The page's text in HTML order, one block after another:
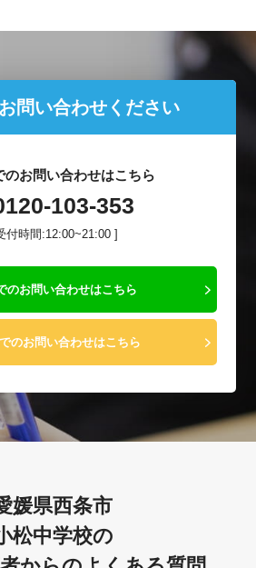
問い合わせください
のお問い合わせはこちら
103-353
付時間:12:00~21:00 ]
のお問い合わせはこちら
のお問い合わせはこちら
媛県西条市
松中学校の